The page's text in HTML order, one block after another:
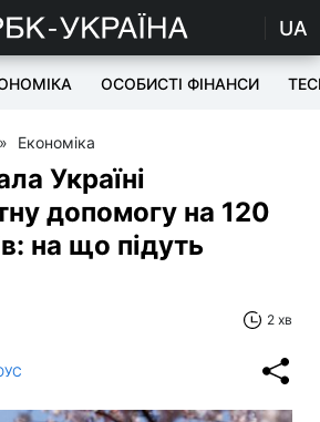
UA
ОСОБИСТІ ФІНАНСИ
» Економіка
Україні
допомогу на 120
на що підуть
2 хв